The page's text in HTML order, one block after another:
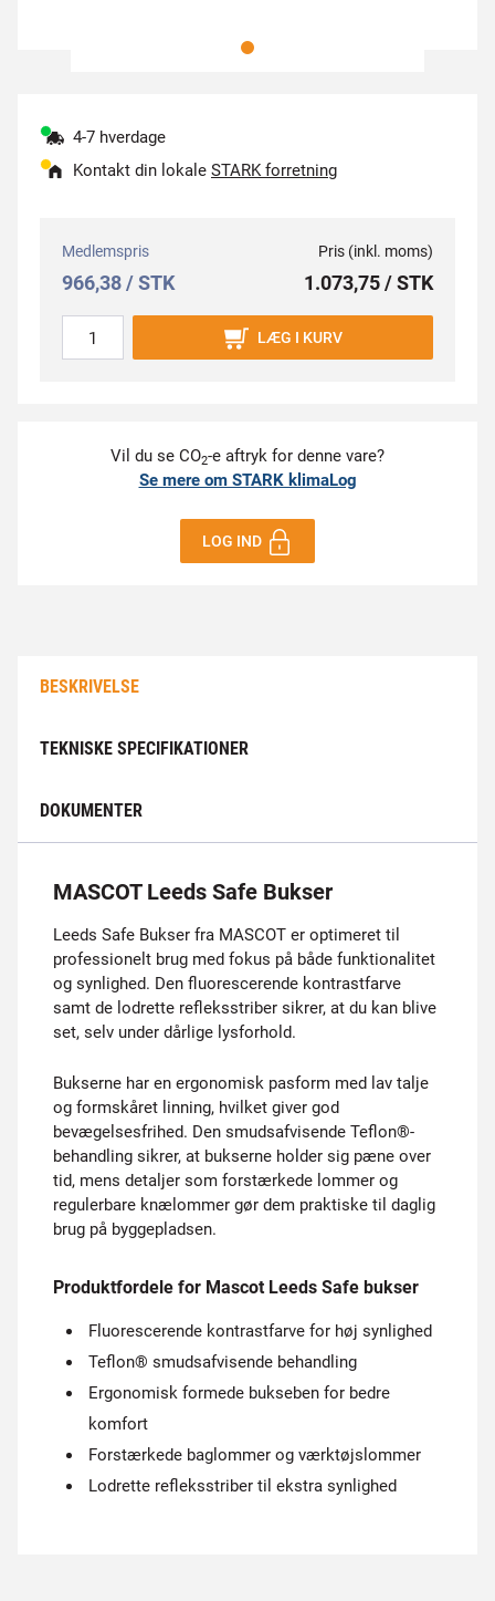
4-7 hverdage
Kontakt din lokale STARK forretning
Medlemspris
966,38 / STK
Pris (inkl. moms)
1.073,75 / STK
LÆG I KURV
Vil du se CO2-e aftryk for denne vare?
Se mere om STARK klimaLog
LOG IND
BESKRIVELSE
TEKNISKE SPECIFIKATIONER
DOKUMENTER
MASCOT Leeds Safe Bukser
Leeds Safe Bukser fra MASCOT er optimeret til
professionelt brug med fokus på både funktionalitet
og synlighed. Den fluorescerende kontrastfarve
samt de lodrette refleksstriber sikrer, at du kan blive
set, selv under dårlige lysforhold.
Bukserne har en ergonomisk pasform med lav talje
og formskåret linning, hvilket giver god
bevægelsesfrihed. Den smudsafvisende Teflon®-
behandling sikrer, at bukserne holder sig pæne over
tid, mens detaljer som forstærkede lommer og
regulerbare knælommer gør dem praktiske til daglig
brug på byggepladsen.
Produktfordele for Mascot Leeds Safe bukser
Fluorescerende kontrastfarve for høj synlighed
Teflon® smudsafvisende behandling
Ergonomisk formede bukseben for bedre
komfort
Forstærkede baglommer og værktøjslommer
Lodrette refleksstriber til ekstra synlighed